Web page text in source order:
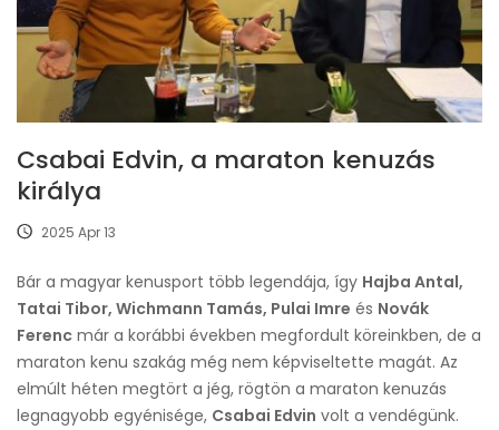
Csabai Edvin, a maraton kenuzás
királya
2025 Apr 13
Bár a magyar kenusport több legendája, így Hajba Antal,
Tatai Tibor, Wichmann Tamás, Pulai Imre és Novák
Ferenc már a korábbi években megfordult köreinkben, de a
maraton kenu szakág még nem képviseltette magát. Az
elmúlt héten megtört a jég, rögtön a maraton kenuzás
legnagyobb egyénisége, Csabai Edvin volt a vendégünk.